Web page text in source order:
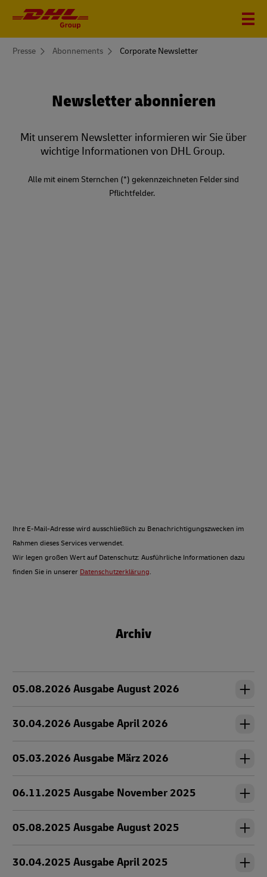
You
Presse Abonnements Corporate Newsletter
Newsletter abonnieren
Mit unserem Newsletter informieren wir Sie über
wichtige Informationen von DHL Group.
Alle mit einem Sternchen (*) gekennzeichneten Felder sind
Pflichtfelder.
Ihre E-Mail-Adresse wird ausschließlich zu Benachrichtigungszwecken im
Rahmen dieses Services verwendet.
Wir legen großen Wert auf Datenschutz: Ausführliche Informationen dazu
finden Sie in unserer Datenschutzerklärung.
Archiv
05.08.2026 Ausgabe August 2026
30.04.2026 Ausgabe April 2026
05.03.2026 Ausgabe März 2026
06.11.2025 Ausgabe November 2025
05.08.2025 Ausgabe August 2025
30.04.2025 Ausgabe April 2025